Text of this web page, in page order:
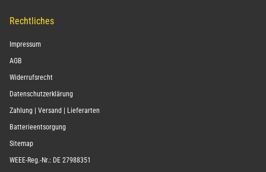
Rechtliches
Impressum
AGB
Widerrufsrecht
Datenschutzerklärung
Zahlung | Versand | Lieferarten
Batterieentsorgung
Sitemap
WEEE-Reg.-Nr.: DE 27988351